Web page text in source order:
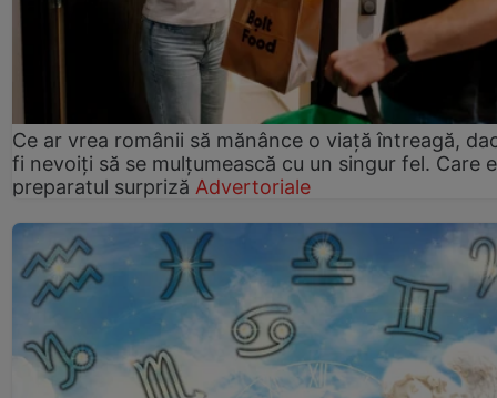
Ce ar vrea românii să mănânce o viață întreagă,
fi nevoiți să se mulțumească cu un singur fel. Care e
preparatul surpriză Advertoriale